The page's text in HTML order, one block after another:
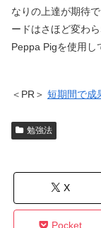
なりの上達が期待
ードはさほど変わ
Peppa Pigを使用し
＜PR＞ 短期間で成
勉強法
X
Pocket